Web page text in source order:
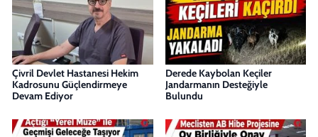
Çivril Devlet Hastanesi Hekim
Kadrosunu Güçlendirmeye
Devam Ediyor
Derede Kaybolan Keçiler
Jandarmanın Desteğiyle
Bulundu